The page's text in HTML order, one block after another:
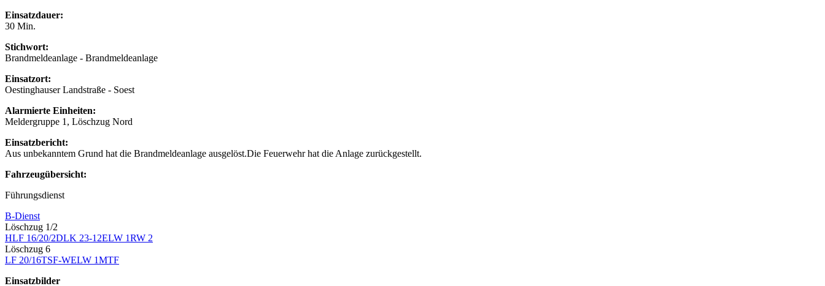
Einsatzdauer:
30 Min.
Stichwort:
Brandmeldeanlage - Brandmeldeanlage
Einsatzort:
Oestinghauser Landstraße - Soest
Alarmierte Einheiten:
Meldergruppe 1, Löschzug Nord
Einsatzbericht:
Aus unbekanntem Grund hat die Brandmeldeanlage ausgelöst.Die Feuerwehr hat die Anlage zurückgestellt.
Fahrzeugübersicht:
Führungsdienst
B-Dienst
Löschzug 1/2
HLF 16/20/2DLK 23-12ELW 1RW 2
Löschzug 6
LF 20/16TSF-WELW 1MTF
Einsatzbilder